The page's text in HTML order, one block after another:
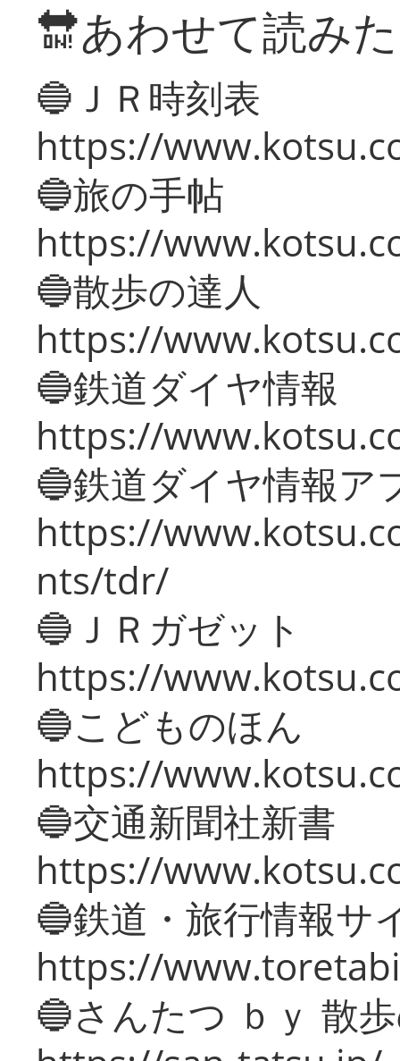
🔛あわせて読み
🔵ＪＲ時刻表
https://
🔵旅の手帖
https://
🔵散歩の達人
https://
🔵鉄道ダイヤ情報
https://
🔵鉄道ダイヤ情報ア
https://
nts/tdr/
🔵ＪＲガゼット
https://
🔵こどものほん
https://
🔵交通新聞社新書
https://
🔵鉄道・旅行情報サ
https://
🔵さんたつ ｂｙ 散